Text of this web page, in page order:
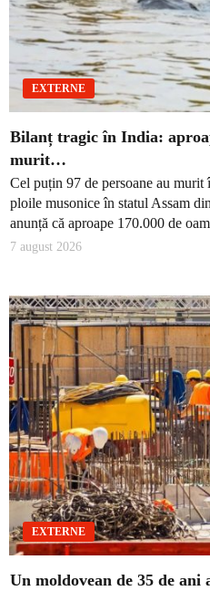
EXTERNE
Bilanț tragic în India:
murit…
Cel puțin 97 de persoane au
ploile musonice în statul Assam
anunță că aproape 170.000 de
7 august 2026
EXTERNE
Un moldovean de 35 de